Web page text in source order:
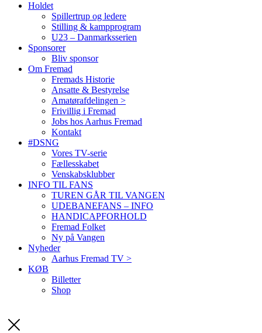
Holdet
Spillertrup og ledere
Stilling & kampprogram
U23 – Danmarksserien
Sponsorer
Bliv sponsor
Om Fremad
Fremads Historie
Ansatte & Bestyrelse
Amatørafdelingen >
Frivillig i Fremad
Jobs hos Aarhus Fremad
Kontakt
#DSNG
Vores TV-serie
Fællesskabet
Venskabsklubber
INFO TIL FANS
TUREN GÅR TIL VANGEN
UDEBANEFANS – INFO
HANDICAPFORHOLD
Fremad Folket
Ny på Vangen
Nyheder
Aarhus Fremad TV >
KØB
Billetter
Shop